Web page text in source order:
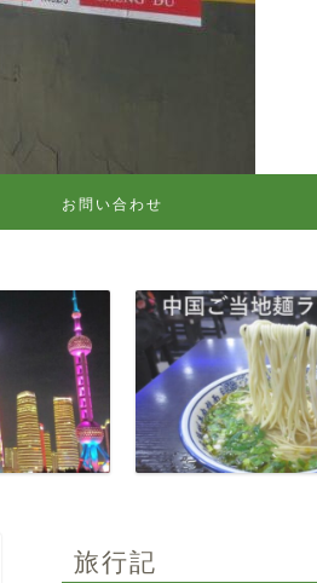
お問い合わせ
旅行記